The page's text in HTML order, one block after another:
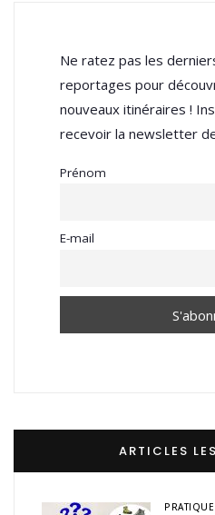
Ne ratez pas les
reportages pour
nouveaux itinéraires !
recevoir la newsletter
Prénom
E-mail
ARTICLES
PRATIQUE